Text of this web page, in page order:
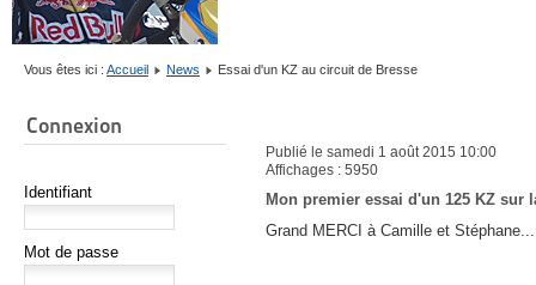
Vous êtes ici : Accueil News Essai d'un KZ au circuit de Bresse
Connexion
Identifiant
Mot de passe
Publié le samedi 1 août 2015 10:00
Affichages : 5950
Mon premier essai d'un 125 KZ
Grand MERCI à Camille et Stéphane...